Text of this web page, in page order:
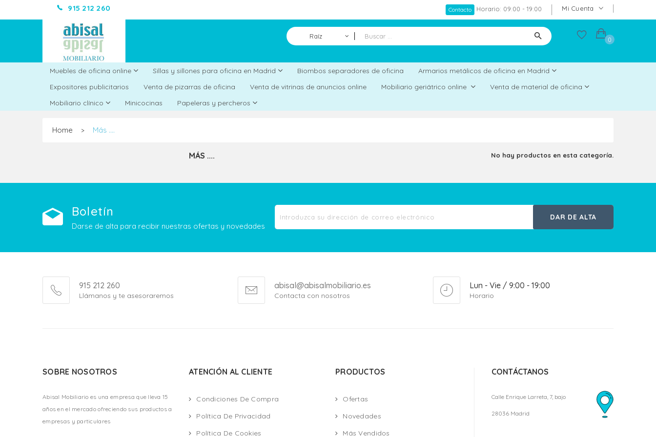
915 212 260 Mi Cuenta
Contacto Horario: 09:00 - 19:00
Raíz 0
Muebles de oficina online Sillas y sillones para oficina en Madrid Biombos separadores de oficina
Armarios metálicos de oficina en Madrid
Expositores publicitarios
Venta de pizarras de oficina Venta de vitrinas de anuncios online Mobiliario geriátrico online
Venta de material de oficina
Mobiliario clínico
Minicocinas Papeleras y percheros
Home > Más ....
MÁS .... No hay productos en esta categoría.
Boletín
Darse de alta para recibir nuestras ofertas y novedades
DAR DE ALTA
915 212 260
Llámanos y te asesoraremos
abisal@abisalmobiliario.es
Contacta con nosotros
Lun - Vie / 9:00 - 19:00
Horario
SOBRE NOSOTROS
Abisal Mobiliario es una empresa que lleva 15
años en el mercado ofreciendo sus productos a
empresas y particulares
ATENCIÓN AL CLIENTE
Condiciones De Compra
Política De Privacidad
Política De Cookies
PRODUCTOS
Ofertas
Novedades
Más Vendidos
CONTÁCTANOS
Calle Enrique Larreta, 7, bajo
28036 Madrid